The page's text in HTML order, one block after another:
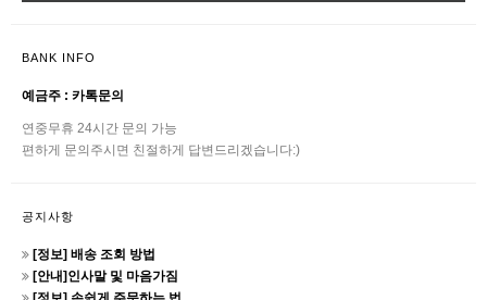
BANK INFO
예금주 : 카톡문의
연중무휴 24시간 문의 가능
편하게 문의주시면 친절하게 답변드리겠습니다:)
공지사항
[정보] 배송 조회 방법
[안내]인사말 및 마음가짐